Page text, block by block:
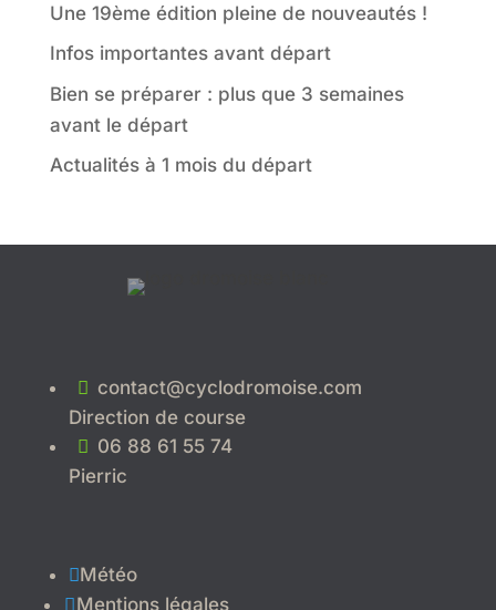
Une 19ème édition pleine de nouveautés !
Infos importantes avant départ
Bien se préparer : plus que 3 semaines
avant le départ
Actualités à 1 mois du départ
 contact@cyclodromoise.com
Direction de course
 06 88 61 55 74
Pierric
Météo
Mentions légales